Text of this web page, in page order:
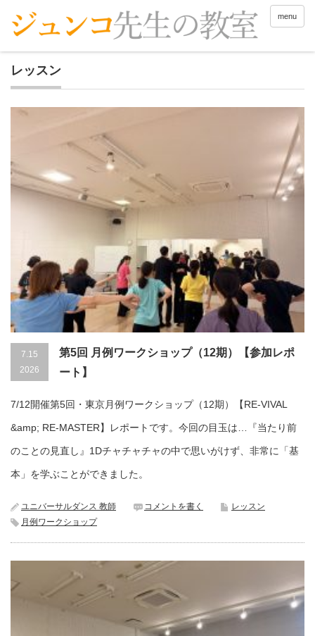
menu
レッスン
7.15
2026
第5回 月例ワークショップ（12期）【参加レポ
ート】
7/12開催第5回・東京月例ワークショップ（12期）【RE-VIVAL
&amp; RE-MASTER】レポートです。今回の目玉は…『当たり前
のことの見直し』1Dチャチャチャの中で思いがけず、非常に「基
本」を学ぶことができました。
ユニバーサルダンス 教師 コメントを書く
レッスン
月例ワークショップ